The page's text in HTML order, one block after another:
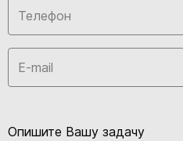
Опишите Вашу задачу